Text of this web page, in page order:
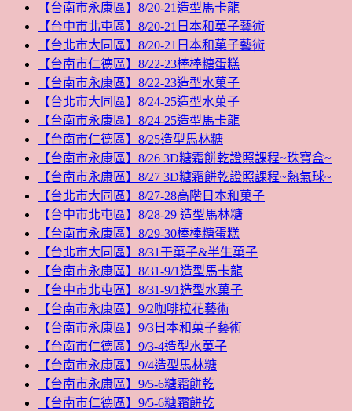
【台南市永康區】8/20-21造型馬卡龍
【台中市北屯區】8/20-21日本和菓子藝術
【台北市大同區】8/20-21日本和菓子藝術
【台南市仁德區】8/22-23棒棒糖蛋糕
【台南市永康區】8/22-23造型水菓子
【台北市大同區】8/24-25造型水菓子
【台南市永康區】8/24-25造型馬卡龍
【台南市仁德區】8/25造型馬林糖
【台南市永康區】8/26 3D糖霜餅乾證照課程~珠寶盒~
【台南市永康區】8/27 3D糖霜餅乾證照課程~熱氣球~
【台北市大同區】8/27-28高階日本和菓子
【台中市北屯區】8/28-29 造型馬林糖
【台南市永康區】8/29-30棒棒糖蛋糕
【台北市大同區】8/31干菓子&半生菓子
【台南市永康區】8/31-9/1造型馬卡龍
【台中市北屯區】8/31-9/1造型水菓子
【台南市永康區】9/2咖啡拉花藝術
【台南市永康區】9/3日本和菓子藝術
【台南市仁德區】9/3-4造型水菓子
【台南市永康區】9/4造型馬林糖
【台南市永康區】9/5-6糖霜餅乾
【台南市仁德區】9/5-6糖霜餅乾